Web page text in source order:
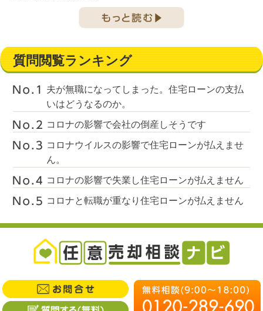
質問閲覧ランキング
夫が無職になってしまった。住宅ローンの支払
いはどうなるのか。
コロナの影響で会社の倒産しそうです
コロナウイルスの影響で住宅ローンが払えませ
ん。
コロナの影響で失業し住宅ローンが払えません
コロナと転職が重なり住宅ローンが払えません